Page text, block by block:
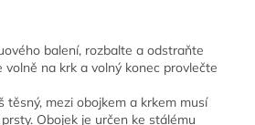
balení, rozbalte a odstraňte
volně na krk a volný konec provlečte
těsný, mezi obojkem a krkem musí
Obojek je určen ke stálému